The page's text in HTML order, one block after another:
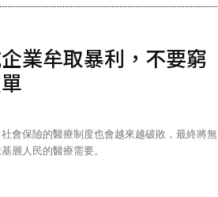
業牟取暴利，不要窮
會保險的醫療制度也會越來越破敗，最終將無
層人民的醫療需要。